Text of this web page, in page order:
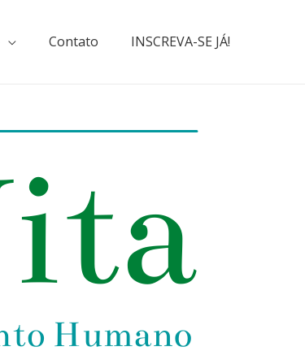
Contato INSCREVA-SE JÁ!